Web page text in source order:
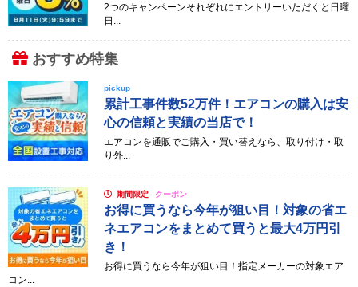
2つのキャンペーンそれぞれにエントリーいただくと日曜
日...
おすすめ特集
pickup
累計工事件数52万件！エアコンの購入は安
心の信頼と実績の当店で！
エアコンを通販でご購入・買い替えなら、取り付け・取
り外...
期間限定 クーポン
お得に買うなら今年が狙い目！対象の省エ
ネエアコンをまとめて買うと最大4万円引
き！
お得に買うなら今年が狙い目！指定メーカーの対象エア
コン...